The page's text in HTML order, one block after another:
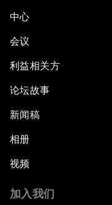
中心
会议
利益相关方
论坛故事
新闻稿
相册
视频
加入我们